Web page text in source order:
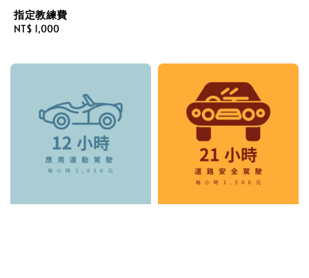
指定教練費
Regular
NT$ 1,000